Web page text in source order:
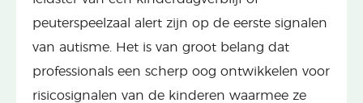
peuterspeelzaal alert zijn op de eerste signalen
van autisme. Het is van groot belang dat
professionals een scherp oog ontwikkelen voor
risicosignalen van de kinderen waarmee ze